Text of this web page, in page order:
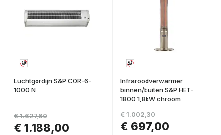
Luchtgordijn S&P COR-6-
1000 N
€ 1.188,00
€ 1.627,60
Infraroodverwarmer
binnen/buiten S&P HET-
1800 1,8kW chroom
€ 697,00
€ 1.002,30